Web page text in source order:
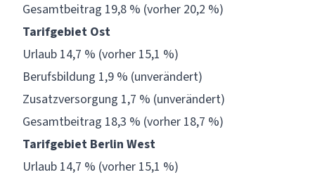
Gesamtbeitrag 19,8 % (vorher 20,2 %)
Tarifgebiet Ost
Urlaub 14,7 % (vorher 15,1 %)
Berufsbildung 1,9 % (unverändert)
Zusatzversorgung 1,7 % (unverändert)
Gesamtbeitrag 18,3 % (vorher 18,7 %)
Tarifgebiet Berlin West
Urlaub 14,7 % (vorher 15,1 %)